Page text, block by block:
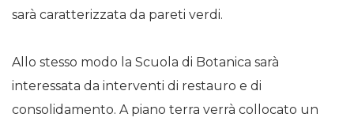
sarà caratterizzata da pareti verdi.
Allo stesso modo la Scuola di Botanica sarà
interessata da interventi di restauro e di
consolidamento. A piano terra verrà collocato un